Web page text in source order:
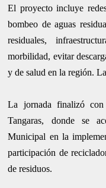
El proyecto incluye
bombeo de aguas
residuales,
morbilidad, evitar
y de salud en la región.
La jornada finalizó
Tangaras, donde se
Municipal en la
participación de
de residuos.